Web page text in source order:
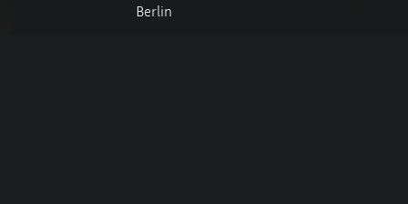
Berlin